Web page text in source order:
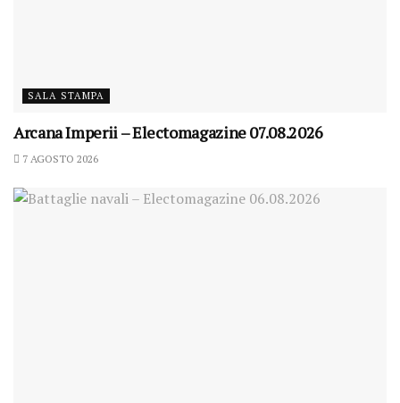
SALA STAMPA
Arcana Imperii – Electomagazine 07.08.2026
7 AGOSTO 2026